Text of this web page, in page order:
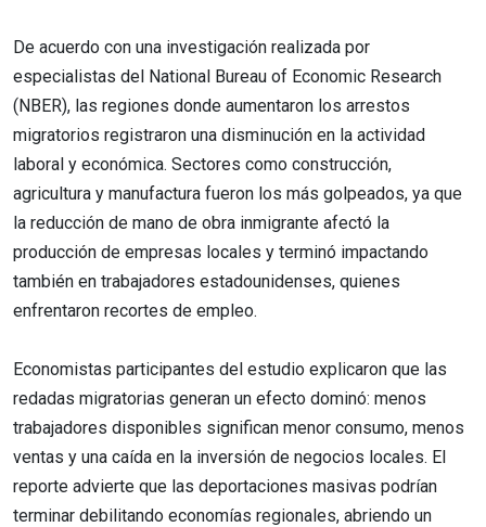
De acuerdo con una investigación realizada por
especialistas del National Bureau of Economic Research
(NBER), las regiones donde aumentaron los arrestos
migratorios registraron una disminución en la actividad
laboral y económica. Sectores como construcción,
agricultura y manufactura fueron los más golpeados, ya que
la reducción de mano de obra inmigrante afectó la
producción de empresas locales y terminó impactando
también en trabajadores estadounidenses, quienes
enfrentaron recortes de empleo.
Economistas participantes del estudio explicaron que las
redadas migratorias generan un efecto dominó: menos
trabajadores disponibles significan menor consumo, menos
ventas y una caída en la inversión de negocios locales. El
reporte advierte que las deportaciones masivas podrían
terminar debilitando economías regionales, abriendo un